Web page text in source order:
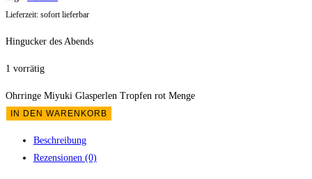
Lieferzeit: sofort lieferbar
Hingucker des Abends
1 vorrätig
Ohrringe Miyuki Glasperlen Tropfen rot Menge
IN DEN WARENKORB
Beschreibung
Rezensionen (0)